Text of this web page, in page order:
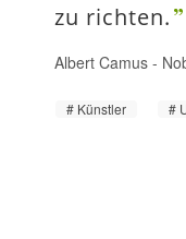
zu richten.
Albert Camus -
Künstler